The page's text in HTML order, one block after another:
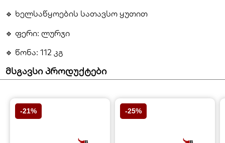
🔹 ხელსაწყოების სათავსო ყუთით
🔹 ფერი: ლურჯი
🔹 წონა: 112 კგ
მსგავსი პროდუქტები
-21% -25%